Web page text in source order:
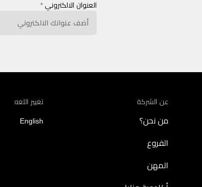
العنوان الالكتروني *
عن الشركة
من نحن؟
الفروع
المهن
تغيير اللغه
English